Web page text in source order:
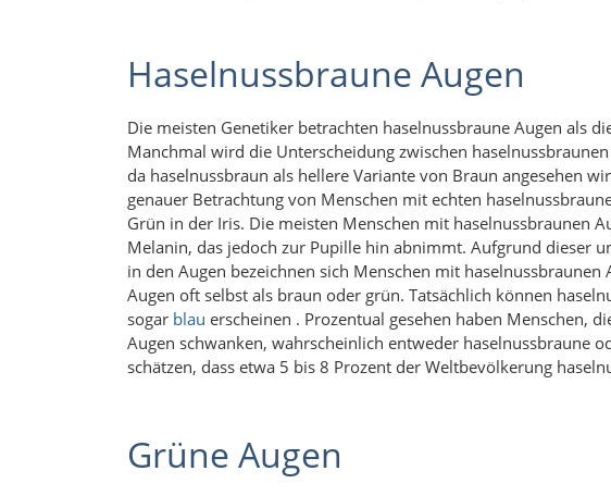
Haselnussbraune Augen
Die meisten Genetiker betrachten haselnussbraune Augen als
Manchmal wird die Unterscheidung zwischen
da haselnussbraun als hellere Variante von Braun angesehen
genauer Betrachtung von Menschen mit echten
Grün in der Iris. Die meisten Menschen mit haselnussbraunen
Melanin, das jedoch zur Pupille hin abnimmt. Aufgrund dieser
in den Augen bezeichnen sich Menschen mit
Augen oft selbst als braun oder grün. Tatsächlich können
sogar blau erscheinen . Prozentual gesehen haben Menschen,
Augen schwanken, wahrscheinlich entweder haselnussbraune
schätzen, dass etwa 5 bis 8 Prozent der Weltbevölkerung
Grüne Augen